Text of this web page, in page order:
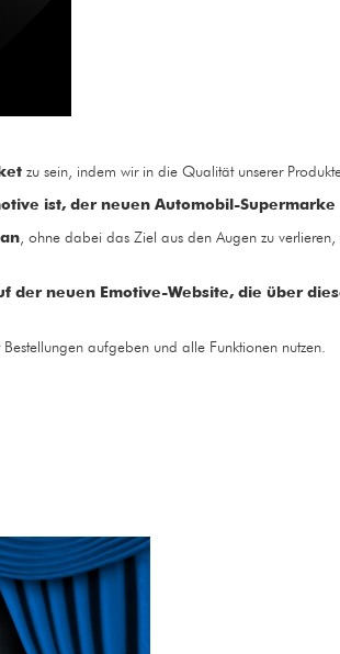
zu sein, indem wir in die Qualität unserer
ist, der neuen Automobil-
, ohne dabei das Ziel aus den Augen zu
der neuen Emotive-Website, die über
aufgeben und alle Funktionen nutzen.